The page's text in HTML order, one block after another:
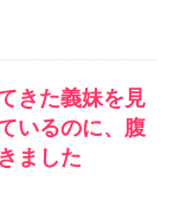
きた義妹を見
いるのに、腹
ました